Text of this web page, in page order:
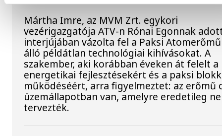
Mártha Imre, az MVM Zrt. egykori
vezérigazgatója ATV-n Rónai Egonnak
interjújában vázolta fel a Paksi
álló példátlan technológiai kihívásokat. A
szakember, aki korábban éveken át felelt a
energetikai fejlesztésekért és a paksi
működéséért, arra figyelmeztet: az erőmű
üzemállapotban van, amelyre eredetileg
tervezték.